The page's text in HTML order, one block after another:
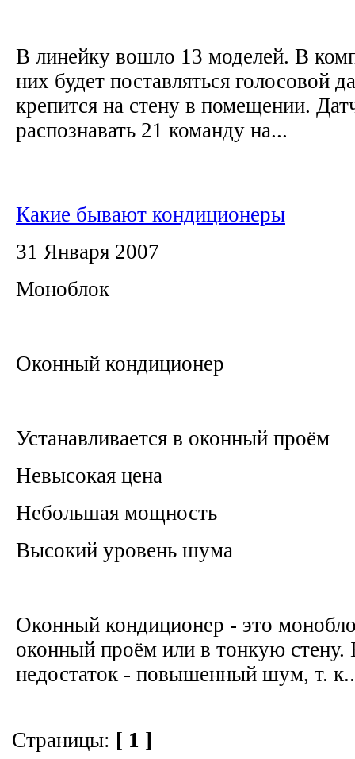
В линейку вошло 13 моделей. В
них будет поставляться голосовой
крепится на стену в помещении.
распознавать 21 команду на...
Какие бывают кондиционеры
31 Января 2007
Моноблок
Оконный кондиционер
Устанавливается в оконный проём
Невысокая цена
Небольшая мощность
Высокий уровень шума
Оконный кондиционер - это
оконный проём или в тонкую стену.
недостаток - повышенный шум, т.
Страницы: [ 1 ]